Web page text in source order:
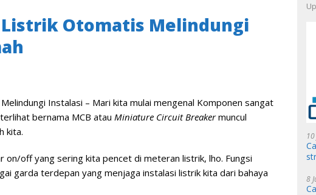
Listrik Otomatis Melindungi
Instalasi – Mari kita mulai mengenal Komponen sangat
bernama MCB atau Miniature Circuit Breakermuncul
kita.
on/off yang sering kita pencet di meteran listrik, lho. Fungsi
garda terdepan yang menjaga instalasi listrik kita dari bahaya
8